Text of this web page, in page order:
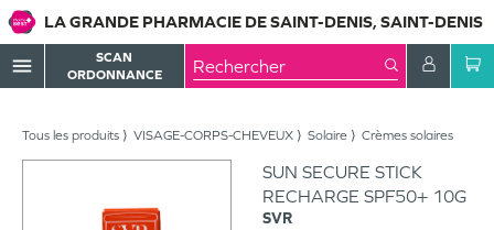
LA GRANDE PHARMACIE DE SAINT-DENIS, SAINT-DENIS
menu
SCAN
ORDONNANCE
Tous les produits VISAGE-CORPS-CHEVEUX Solaire Crèmes solaires
SUN SECURE STICK
RECHARGE SPF50+ 10G
SVR